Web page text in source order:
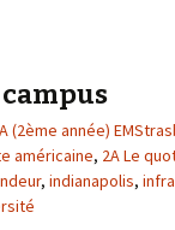
campus
(2ème année)
américaine, 2A Le
, indianapolis,